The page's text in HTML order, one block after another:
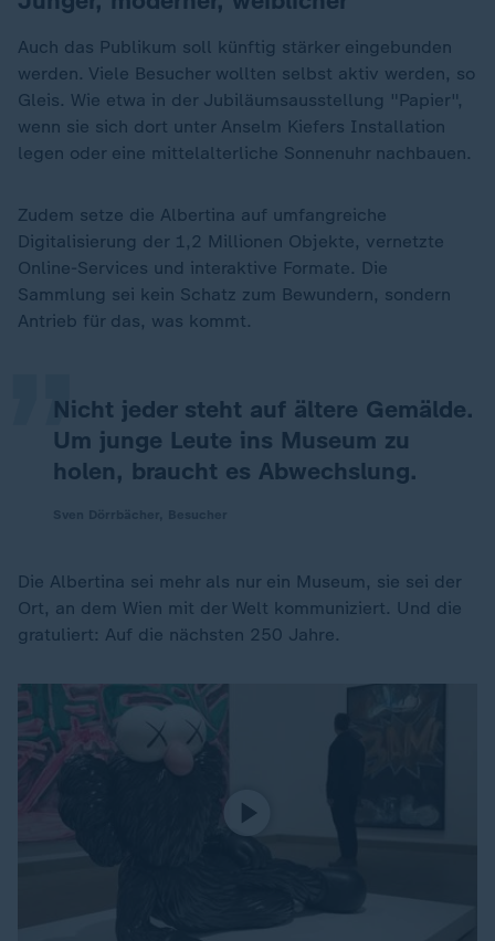
Auch das Publikum soll künftig stärker eingebunden
werden. Viele Besucher wollten selbst aktiv werden, so
Gleis. Wie etwa in der Jubiläumsausstellung "Papier",
wenn sie sich dort unter Anselm Kiefers Installation
legen oder eine mittelalterliche Sonnenuhr nachbauen.
Zudem setze die Albertina auf umfangreiche
Digitalisierung der 1,2 Millionen Objekte, vernetzte
Online-Services und interaktive Formate. Die
Sammlung sei kein Schatz zum Bewundern, sondern
Antrieb für das, was kommt.
Nicht jeder steht auf ältere Gemälde.
Um junge Leute ins Museum zu
holen, braucht es Abwechslung.
„
Die Albertina sei mehr als nur ein Museum, sie sei der
Ort, an dem Wien mit der Welt kommuniziert. Und die
gratuliert: Auf die nächsten 250 Jahre.